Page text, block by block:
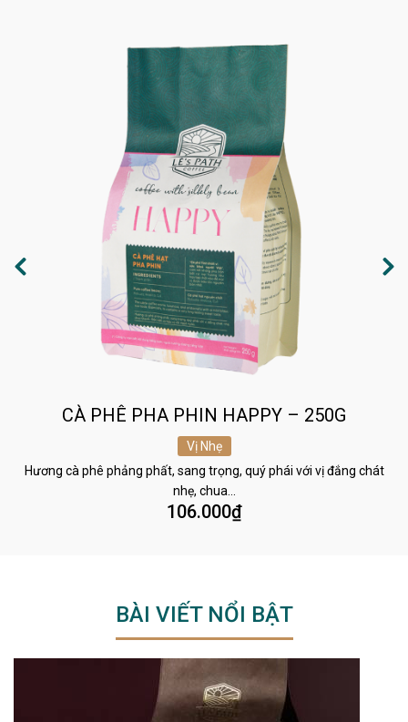
CÀ PHÊ PHA PHIN HAPPY – 250G
Vị Nhẹ
Hương cà phê phảng phất, sang trọng, quý phái với vị đắng chát
nhẹ, chua…
106.000₫
BÀI VIẾT NỔI BẬT